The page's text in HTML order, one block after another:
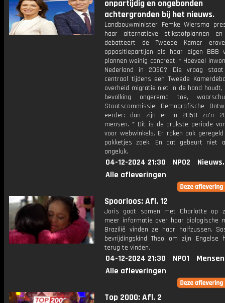
onpartijdig en ongebonden
achtergronden bij het nieuws.
Landbouwminister Femke Wiersma
haar alternatieve stikstofplannen en
debatteert de Tweede Kamer
oppositiepartijen als haar eigen BBB
plannen weinig concreet. * Hoeveel
Nederland in 2050? Die vraag staat
centraal tijdens een Tweede
overheid migratie niet in de hand houdt,
bevolking ongeremd toe,
Staatscommissie Demografische
eerder: dan zijn er in 2050 zo'n
mensen. * Dit is de drukste periode
voor webwinkels. Er raken ook
pakketjes zoek. En dat gebeurt niet
ongeluk.
04-12-2024 21:30 NPO2
Alle afleveringen
Spoorloos: Afl. 12
Joris gaat samen met Charlotte op
meer informatie over haar biologische
Brazilië vinden ze haar halfzussen.
bevrijdingskind Theo om zijn Engelse
terug te vinden.
04-12-2024 21:30 NPO1
Alle afleveringen
Top 2000: Afl. 2